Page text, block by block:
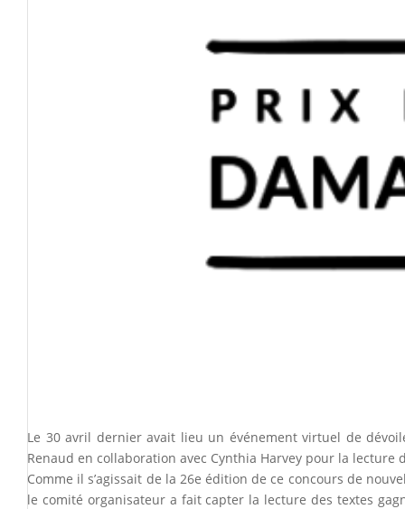
Le 30 avril dernier avait lieu un événement virtuel de
Renaud en collaboration avec Cynthia Harvey pour la lecture
Comme il s’agissait de la 26e édition de ce concours de
le comité organisateur a fait capter la lecture des textes